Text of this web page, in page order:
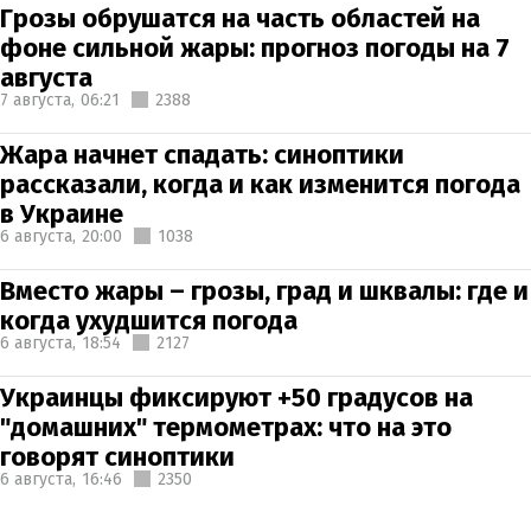
Грозы обрушатся на часть областей на
фоне сильной жары: прогноз погоды на 7
августа
7 августа, 06:21 2388
Жара начнет спадать: синоптики
рассказали, когда и как изменится погода
в Украине
6 августа, 20:00 1038
Вместо жары – грозы, град и шквалы: где и
когда ухудшится погода
6 августа, 18:54 2127
Украинцы фиксируют +50 градусов на
"домашних" термометрах: что на это
говорят синоптики
6 августа, 16:46 2350